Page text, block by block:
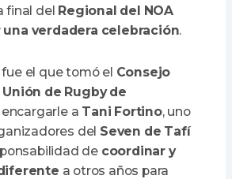
final del Regional del NOA
una verdadera celebración.
el que tomó el Consejo
de Rugby de
encargarle a Tani Fortino, uno
del Seven de Tafí
de coordinar y
a otros años para